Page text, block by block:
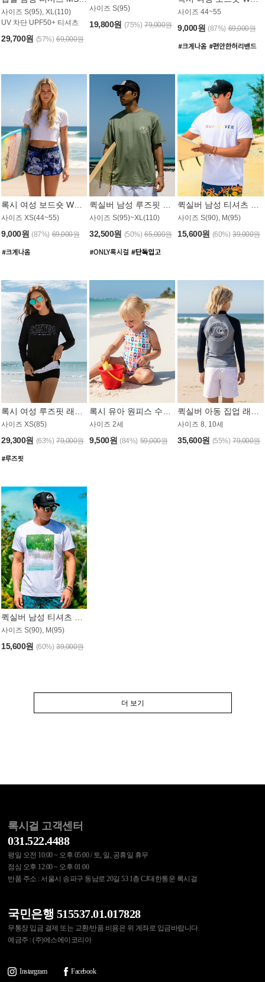
사이즈 S(95), XL(110)
UV 차단 UPF50+ 티셔츠
29,700원 (57%) 69,000원
사이즈 S(95)
19,800원 (75%) 79,000원
사이즈 44~55
9,000원 (87%) 69,000원
사이즈 XS(44~55)
9,000원 (87%) 69,000원
사이즈 S(95)~XL(110)
32,500원 (50%) 65,000원
사이즈 S(90), M(95)
15,600원 (60%) 39,000원
사이즈 XS(85)
29,300원 (63%) 79,000원
사이즈 2세
9,500원 (84%) 59,000원
사이즈 8, 10세
35,600원 (55%) 79,000원
퀵실버 남성 티셔츠 MST357WQS
사이즈 S(90), M(95)
15,600원 (60%) 39,000원
더 보기
록시걸 고객센터
031.522.4488
평일 오전 10:00 ~ 오후 05:00 / 토, 일, 공휴일 휴무
점심 오후 12:00 ~ 오후 01:00
반품 주소 : 서울시 송파구 동남로 20길 53 1층 CJ대한통운 록시걸
국민은행 515537.01.017828
무통장 입금 결제 또는 교환/반품 비용은 위 계좌로 입금바랍니다.
예금주 : (주)에스에이코리아
Instargram Facebook